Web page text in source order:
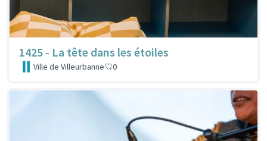
1425 - La tête dans les étoiles
Ville de Villeurbanne 0